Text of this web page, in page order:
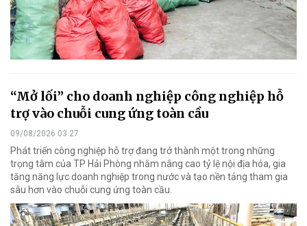
“Mở lối” cho doanh nghiệp công nghiệp hỗ
trợ vào chuỗi cung ứng toàn cầu
09/08/2026 03:27
Phát triển công nghiệp hỗ trợ đang trở thành một trong những
trọng tâm của TP Hải Phòng nhằm nâng cao tỷ lệ nội địa hóa, gia
tăng năng lực doanh nghiệp trong nước và tạo nền tảng tham gia
sâu hơn vào chuỗi cung ứng toàn cầu.